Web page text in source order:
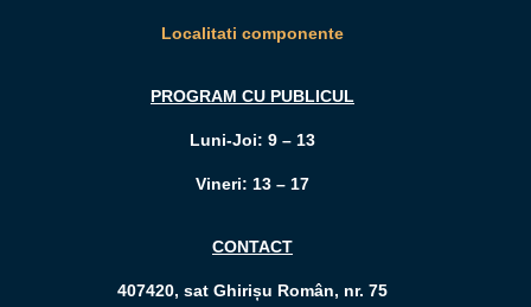
Localitati componente
PROGRAM CU PUBLICUL
Luni-Joi: 9 – 13
Vineri: 13 – 17
CONTACT
407420, sat Ghirișu Român, nr. 75